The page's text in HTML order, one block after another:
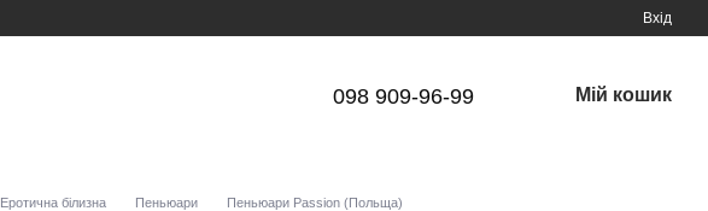
Вхід
098 909-96-99 Мій кошик
Еротична білизна Пеньюари
Пеньюари Passion (Польща)